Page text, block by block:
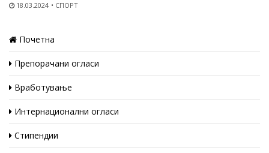
18.03.2024 СПОРТ
Почетна
Препорачани огласи
Вработување
Интернационални огласи
Стипендии